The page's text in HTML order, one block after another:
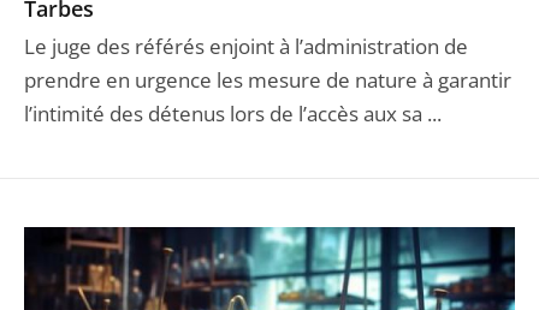
Tarbes
Le juge des référés enjoint à l’administration de
prendre en urgence les mesure de nature à garantir
l’intimité des détenus lors de l’accès aux sa ...